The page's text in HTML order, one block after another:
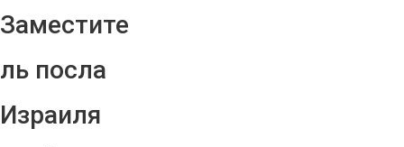
Заместите
ль посла
Израиля